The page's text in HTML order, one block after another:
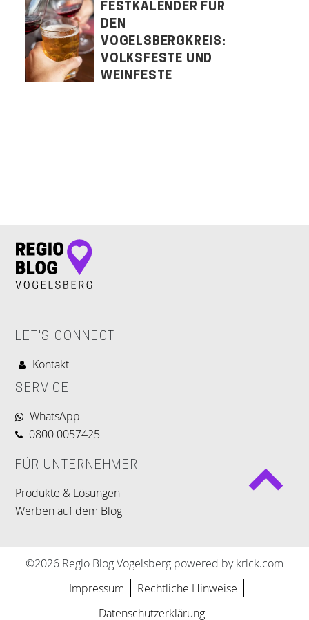
FESTKALENDER FÜR
DEN
VOGELSBERGKREIS:
VOLKSFESTE UND
WEINFESTE
LET'S CONNECT
Kontakt
SERVICE
WhatsApp
0800 0057425
FÜR UNTERNEHMER
Produkte & Lösungen
Werben auf dem Blog
©2026 Regio Blog Vogelsberg powered by krick.com
Impressum
Rechtliche Hinweise
Datenschutzerklärung